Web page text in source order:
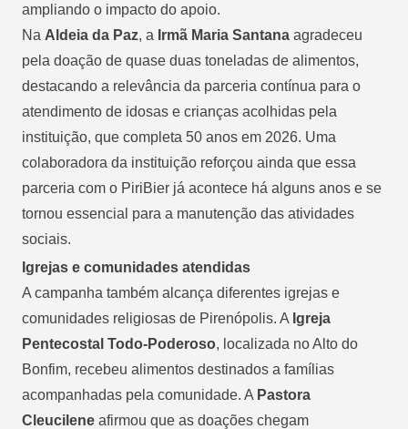
ampliando o impacto do apoio.
Na Aldeia da Paz, a Irmã Maria Santana agradeceu
pela doação de quase duas toneladas de alimentos,
destacando a relevância da parceria contínua para o
atendimento de idosas e crianças acolhidas pela
instituição, que completa 50 anos em 2026. Uma
colaboradora da instituição reforçou ainda que essa
parceria com o PiriBier já acontece há alguns anos e se
tornou essencial para a manutenção das atividades
sociais.
Igrejas e comunidades atendidas
A campanha também alcança diferentes igrejas e
comunidades religiosas de Pirenópolis. A Igreja
Pentecostal Todo-Poderoso, localizada no Alto do
Bonfim, recebeu alimentos destinados a famílias
acompanhadas pela comunidade. A Pastora
Cleucilene afirmou que as doações chegam